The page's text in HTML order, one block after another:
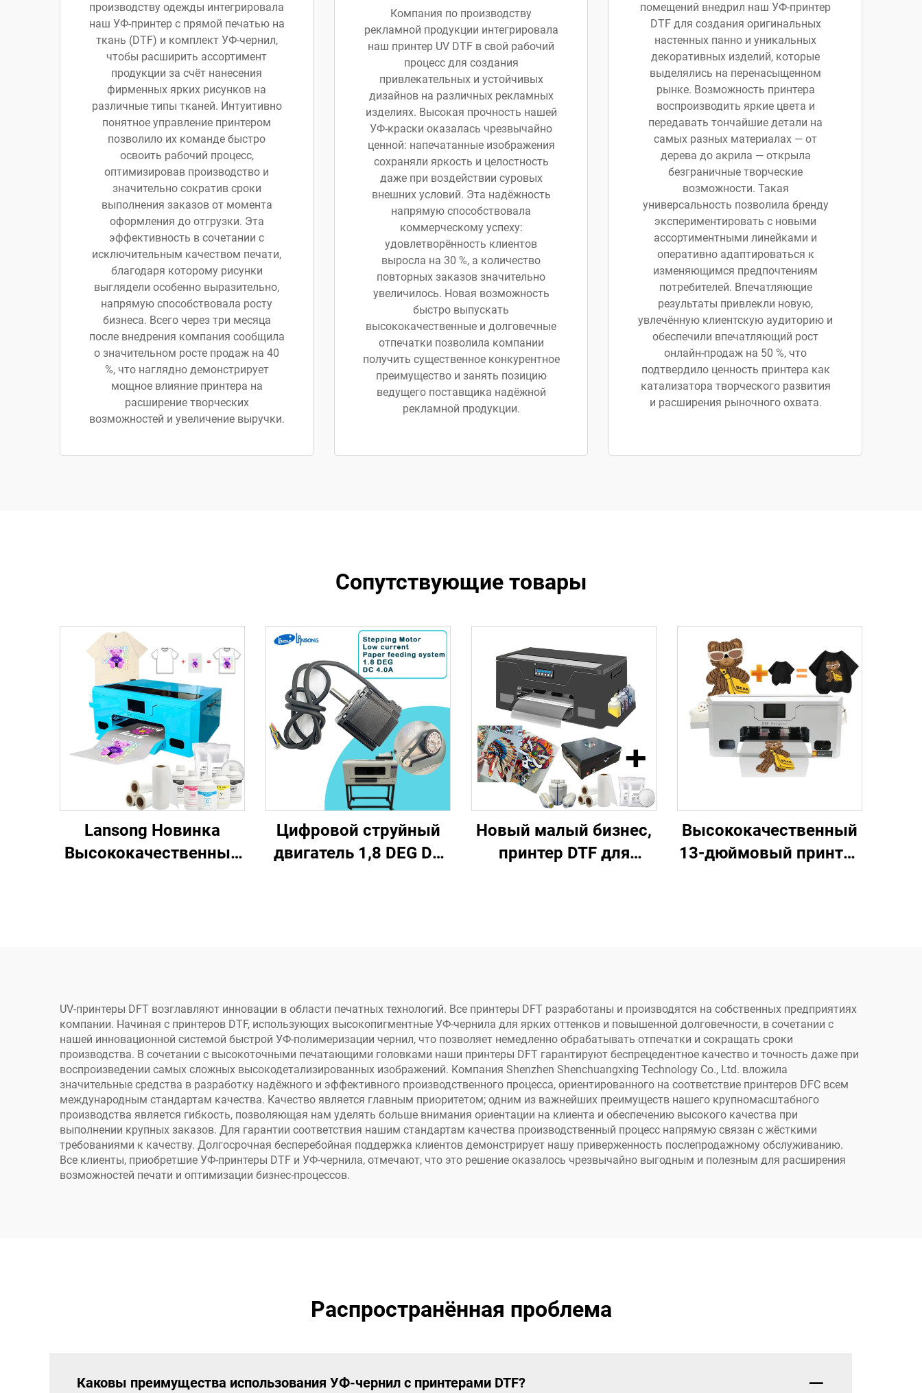
производству одежды интегрировала
наш УФ-принтер с прямой печатью на
ткань (DTF) и комплект УФ-чернил,
чтобы расширить ассортимент
продукции за счёт нанесения
фирменных ярких рисунков на
различные типы тканей. Интуитивно
понятное управление принтером
позволило их команде быстро
освоить рабочий процесс,
оптимизировав производство и
значительно сократив сроки
выполнения заказов от момента
оформления до отгрузки. Эта
эффективность в сочетании с
исключительным качеством печати,
благодаря которому рисунки
выглядели особенно выразительно,
напрямую способствовала росту
бизнеса. Всего через три месяца
после внедрения компания сообщила
о значительном росте продаж на 40
%, что наглядно демонстрирует
мощное влияние принтера на
расширение творческих
возможностей и увеличение выручки.
Компания по производству
рекламной продукции интегрировала
наш принтер UV DTF в свой рабочий
процесс для создания
привлекательных и устойчивых
дизайнов на различных рекламных
изделиях. Высокая прочность нашей
УФ-краски оказалась чрезвычайно
ценной: напечатанные изображения
сохраняли яркость и целостность
даже при воздействии суровых
внешних условий. Эта надёжность
напрямую способствовала
коммерческому успеху:
удовлетворённость клиентов
выросла на 30 %, а количество
повторных заказов значительно
увеличилось. Новая возможность
быстро выпускать
высококачественные и долговечные
отпечатки позволила компании
получить существенное конкурентное
преимущество и занять позицию
ведущего поставщика надёжной
рекламной продукции.
помещений внедрил наш УФ-принтер
DTF для создания оригинальных
настенных панно и уникальных
декоративных изделий, которые
выделялись на перенасыщенном
рынке. Возможность принтера
воспроизводить яркие цвета и
передавать тончайшие детали на
самых разных материалах — от
дерева до акрила — открыла
безграничные творческие
возможности. Такая
универсальность позволила бренду
экспериментировать с новыми
ассортиментными линейками и
оперативно адаптироваться к
изменяющимся предпочтениям
потребителей. Впечатляющие
результаты привлекли новую,
увлечённую клиентскую аудиторию и
обеспечили впечатляющий рост
онлайн-продаж на 50 %, что
подтвердило ценность принтера как
катализатора творческого развития
и расширения рыночного охвата.
Сопутствующие товары
Lansong Новинка
Высококачественный
бизнеса
Цифровой струйный
двигатель 1,8 DEG DC
Новый малый бизнес,
принтер DTF для
DTF A3 XP600,
подходит для любых
тканей, гарантия 1 год
Высококачественный
13-дюймовый принтер
UV-принтеры DFT возглавляют инновации в области печатных технологий. Все принтеры DFT разработаны и производятся на собственных предприятиях
компании. Начиная с принтеров DTF, использующих высокопигментные УФ-чернила для ярких оттенков и повышенной долговечности, в сочетании с
нашей инновационной системой быстрой УФ-полимеризации чернил, что позволяет немедленно обрабатывать отпечатки и сокращать сроки
производства. В сочетании с высокоточными печатающими головками наши принтеры DFT гарантируют беспрецедентное качество и точность даже при
воспроизведении самых сложных высокодетализированных изображений. Компания Shenzhen Shenchuangxing Technology Co., Ltd. вложила
значительные средства в разработку надёжного и эффективного производственного процесса, ориентированного на соответствие принтеров DFC всем
международным стандартам качества. Качество является главным приоритетом; одним из важнейших преимуществ нашего крупномасштабного
производства является гибкость, позволяющая нам уделять больше внимания ориентации на клиента и обеспечению высокого качества при
выполнении крупных заказов. Для гарантии соответствия нашим стандартам качества производственный процесс напрямую связан с жёсткими
требованиями к качеству. Долгосрочная бесперебойная поддержка клиентов демонстрирует нашу приверженность послепродажному обслуживанию.
Все клиенты, приобретшие УФ-принтеры DTF и УФ-чернила, отмечают, что это решение оказалось чрезвычайно выгодным и полезным для расширения
возможностей печати и оптимизации бизнес-процессов.
Распространённая проблема
Каковы преимущества использования УФ-чернил с принтерами DTF?